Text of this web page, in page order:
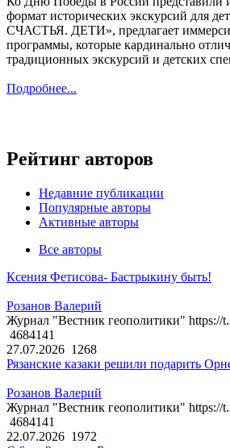
формат исторических экскурсий для
СЧАСТЬЯ. ДЕТИ», предлагает
программы, которые кардинально
традиционных экскурсий и детских
Подробнее...
Рейтинг авторов
Недавние публикации
Популярные авторы
Активные авторы
Все авторы
Ксения Фетисова- Бастрыкину быть!
Розанов Валерий
Журнал "Вестник геополитики" https://
4684141
27.07.2026 1268
Рязанские казаки решили подарить
Розанов Валерий
Журнал "Вестник геополитики" https://
4684141
22.07.2026 1972